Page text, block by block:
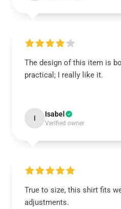
The design of this item is
practical; I really like it.
I Isabel
Verified owner
True to size, this shirt fits
adjustments.